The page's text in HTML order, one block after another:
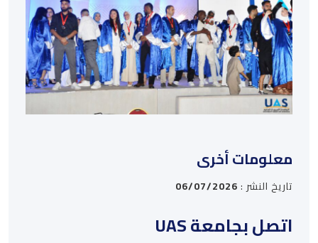
معلومات أخرى
تاريخ النشر :06/07/2026
اتصل بجامعة UAS